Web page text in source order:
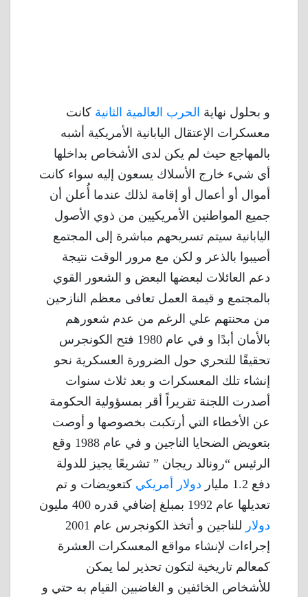
و بحلول نهاية الحرب العالمية الثانية كانت
معسكرات الإعتقال اليابانية الأمريكية أشبه
بالمهاجع حيث لم يكن لدى الأشخاص بداخلها
أي شيء خارج الأسلاك يسعون إليه سواء كانت
أموال أو أعمال أو إقامة لذلك عندما أُعلن أن
جميع المواطنين الأمريكيين من ذوي الأصول
اليابانية سيتم تسريحهم مباشرة إلى المجتمع
أصيبوا بالذعر و لكن مع مرور الوقت نتيجة
دعم العائلات لبعضها البعض و الشعور القوي
بالمجتمع و قيمة العمل تعافى معظم النازحين
من محنتهم علي الرغم من عدم شعورهم
بالأمان أبدًا و في عام 1980 فتح الكونجرس
تحقيقًا للتحري حول الضرورة العسكرية نحو
إنشاء تلك المعسكرات و بعد ثلاث سنوات
أصدرت اللجنة تقريراً أقر بمسؤولية الحكومة
عن الأخطاء التي أرتكبت بخصوصها و أوصت
بتعويض الضحايا الناجين و في عام 1988 وقع
الرئيس “رونالد ريجان ” تشريعًا يجيز للدولة
دفع 1.2 مليار
دولار أمريكي كتعويضات و تم
تعديلها عام 1992 بمبلغ إضافي قدره 400 مليون
دولار
للناجين و أتخذ الكونجرس عام 2001
إجراءات لإنشاء مواقع المعسكرات العشرة
كمعالم تاريخية لتكون تحذير لما يمكن
للأشخاص الخائفين و الغاضبين القيام به حتي و